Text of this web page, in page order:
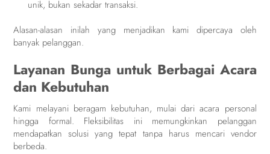
unik, bukan sekadar transaksi.
Alasan-alasan inilah yang menjadikan kami dipercaya oleh
banyak pelanggan.
Layanan Bunga untuk Berbagai Acara
dan Kebutuhan
Kami melayani beragam kebutuhan, mulai dari acara personal
hingga formal. Fleksibilitas ini memungkinkan pelanggan
mendapatkan solusi yang tepat tanpa harus mencari vendor
berbeda.